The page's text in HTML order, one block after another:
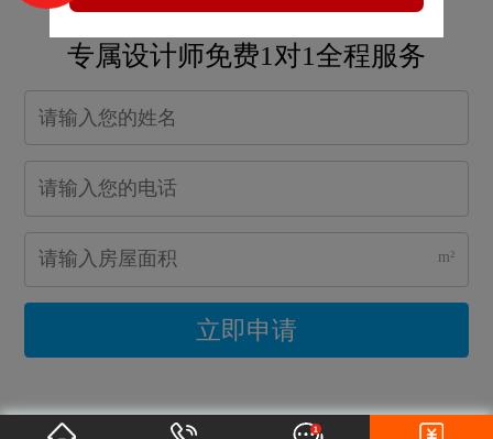
免费申请户型规划
专属设计师免费1对1全程服务
m²
立即申请